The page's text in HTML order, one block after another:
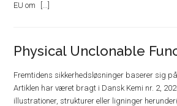
EU om
Physical Unclonable
Fremtidens sikkerhedsløsninger baserer sig
Artiklen har været bragt i Dansk Kemi nr. 2,
illustrationer, strukturer eller ligninger